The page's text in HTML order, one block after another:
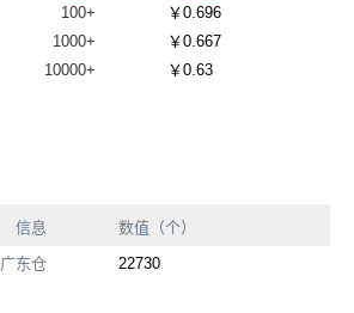
100+
￥0.696
1000+
￥0.667
10000+
￥0.63
信息
数值（个）
广东仓
22730